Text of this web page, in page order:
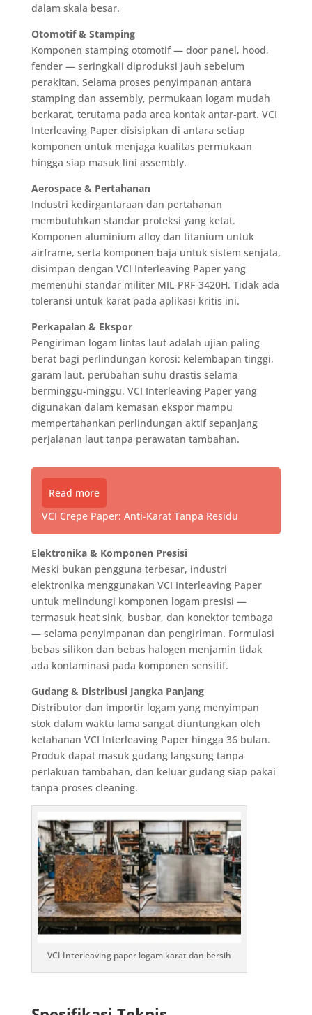
dalam skala besar.
Otomotif & Stamping
Komponen stamping otomotif — door panel, hood,
fender — seringkali diproduksi jauh sebelum
perakitan. Selama proses penyimpanan antara
stamping dan assembly, permukaan logam mudah
berkarat, terutama pada area kontak antar-part. VCI
Interleaving Paper disisipkan di antara setiap
komponen untuk menjaga kualitas permukaan
hingga siap masuk lini assembly.
Aerospace & Pertahanan
Industri kedirgantaraan dan pertahanan
membutuhkan standar proteksi yang ketat.
Komponen aluminium alloy dan titanium untuk
airframe, serta komponen baja untuk sistem senjata,
disimpan dengan VCI Interleaving Paper yang
memenuhi standar militer MIL-PRF-3420H. Tidak ada
toleransi untuk karat pada aplikasi kritis ini.
Perkapalan & Ekspor
Pengiriman logam lintas laut adalah ujian paling
berat bagi perlindungan korosi: kelembapan tinggi,
garam laut, perubahan suhu drastis selama
berminggu-minggu. VCI Interleaving Paper yang
digunakan dalam kemasan ekspor mampu
mempertahankan perlindungan aktif sepanjang
perjalanan laut tanpa perawatan tambahan.
Read more
VCI Crepe Paper: Anti-Karat Tanpa Residu
Elektronika & Komponen Presisi
Meski bukan pengguna terbesar, industri
elektronika menggunakan VCI Interleaving Paper
untuk melindungi komponen logam presisi —
termasuk heat sink, busbar, dan konektor tembaga
— selama penyimpanan dan pengiriman. Formulasi
bebas silikon dan bebas halogen menjamin tidak
ada kontaminasi pada komponen sensitif.
Gudang & Distribusi Jangka Panjang
Distributor dan importir logam yang menyimpan
stok dalam waktu lama sangat diuntungkan oleh
ketahanan VCI Interleaving Paper hingga 36 bulan.
Produk dapat masuk gudang langsung tanpa
perlakuan tambahan, dan keluar gudang siap pakai
tanpa proses cleaning.
VCI Interleaving paper logam karat dan bersih